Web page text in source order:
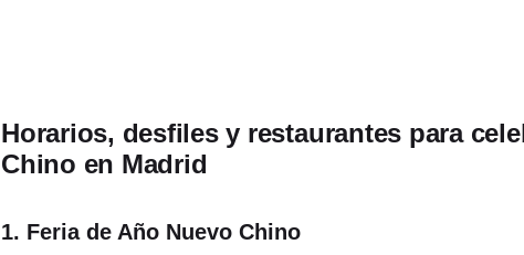
Horarios, desfiles y restaurantes para
Chino en Madrid
1. Feria de Año Nuevo Chino